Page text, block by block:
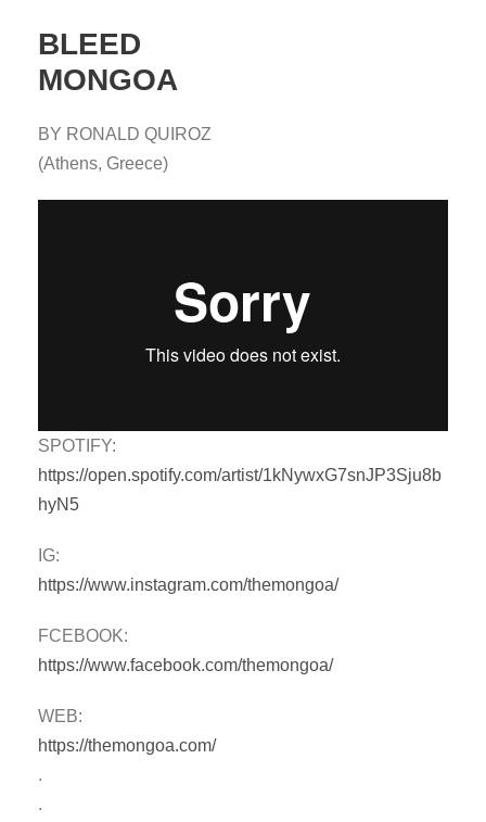
BLEED
MONGOA
BY RONALD QUIROZ
(Athens, Greece)
SPOTIFY:
https://open.spotify.com/artist/1kNywxG7snJP3Sju8b
hyN5
IG:
https://www.instagram.com/themongoa/
FCEBOOK:
https://www.facebook.com/themongoa/
WEB:
https://themongoa.com/
.
.